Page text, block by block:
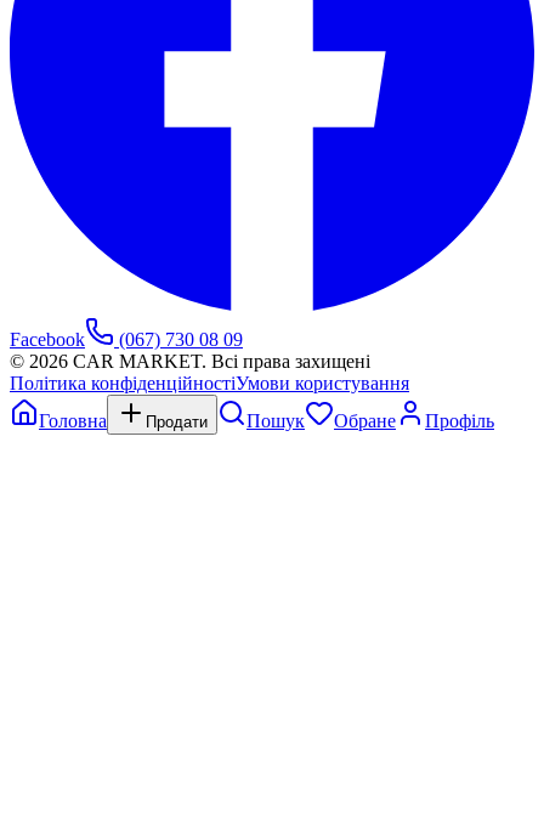
Facebook
(067) 730 08 09
© 2026 CAR MARKET. Всі права захищені
Політика конфіденційностіУмови користування
Головна
Продати Пошук Обране Профіль